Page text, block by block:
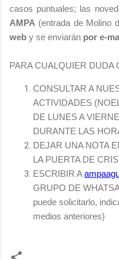
casos puntuales; las
AMPA (entrada de Molino
web y se enviarán por e-
PARA CUALQUIER DUDA
CONSULTAR A
ACTIVIDADES
DE LUNES A
DURANTE LAS
DEJAR UNA NOTA
LA PUERTA DE
ESCRIBIR A
GRUPO DE
puede solicitarlo,
medios anteriores)